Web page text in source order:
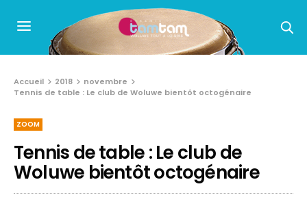
Accueil 2018
novembre
Tennis de table : Le club de Woluwe bientôt octogénaire
ZOOM
Tennis de table : Le club de
Woluwe bientôt octogénaire